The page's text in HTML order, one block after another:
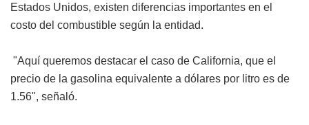
Estados Unidos, existen diferencias importantes en el
costo del combustible según la entidad.
"Aquí queremos destacar el caso de California, que el
precio de la gasolina equivalente a dólares por litro es de
1.56", señaló.